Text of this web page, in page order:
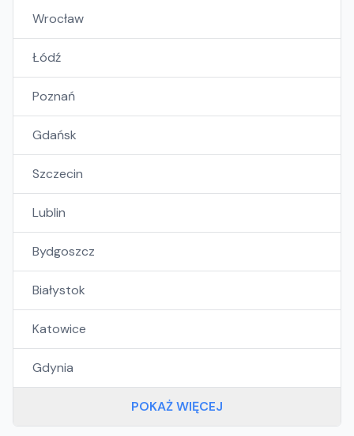
Wrocław
Łódź
Poznań
Gdańsk
Szczecin
Lublin
Bydgoszcz
Białystok
Katowice
Gdynia
POKAŻ WIĘCEJ